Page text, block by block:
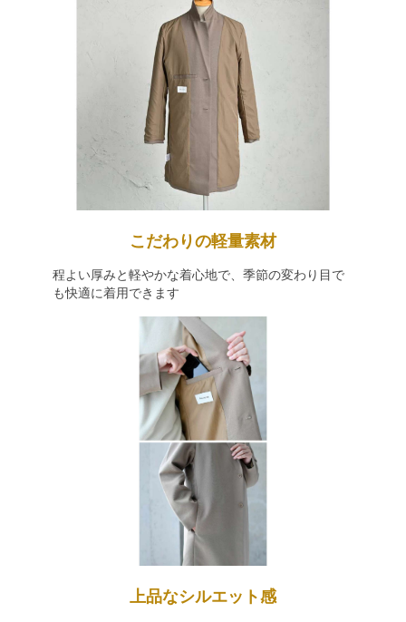
こだわりの軽量素材
程よい厚みと軽やかな着心地で、季節の変わり目で
も快適に着用できます
上品なシルエット感